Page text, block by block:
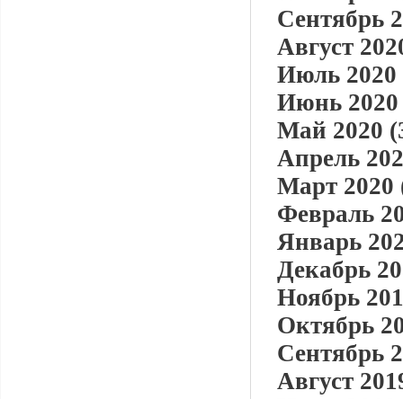
Сентябрь
Август
Июль 2020
Июнь 2020
Май 2020
Апрель
Март 2020
Февраль
Январь
Декабрь
Ноябрь
Октябрь
Сентябрь
Август